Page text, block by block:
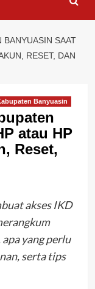
BANYUASIN SAAT
RESET, DAN
Banyuasin
atau HP
Reset,
akses IKD
yang perlu
serta tips